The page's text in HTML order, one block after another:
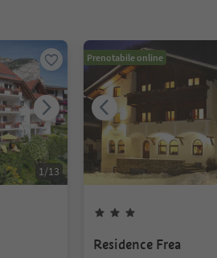
1/13
Prenotabile online
Residence Frea